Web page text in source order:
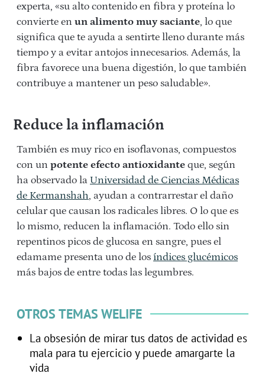
experta, «su alto contenido en fibra y proteína lo
convierte en un alimento muy saciante, lo que
significa que te ayuda a sentirte lleno durante más
tiempo y a evitar antojos innecesarios. Además, la
fibra favorece una buena digestión, lo que también
contribuye a mantener un peso saludable».
Reduce la inflamación
También es muy rico en isoflavonas, compuestos
con un potente efecto antioxidante que, según
ha observado la Universidad de Ciencias Médicas
de Kermanshah, ayudan a contrarrestar el daño
celular que causan los radicales libres. O lo que es
lo mismo, reducen la inflamación. Todo ello sin
repentinos picos de glucosa en sangre, pues el
edamame presenta uno de los índices glucémicos
más bajos de entre todas las legumbres.
OTROS TEMAS WELIFE
La obsesión de mirar tus datos de actividad es
mala para tu ejercicio y puede amargarte la
vida